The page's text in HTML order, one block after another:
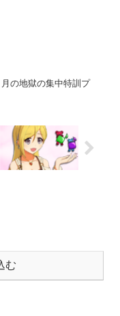
月の地獄の集中特訓プ
む